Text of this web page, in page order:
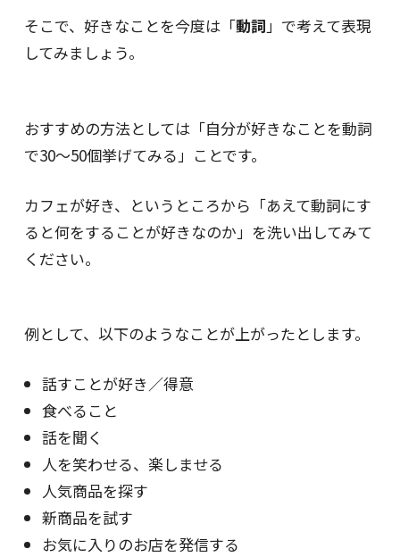
そこで、好きなことを今度は「動詞」で考えて表現
してみましょう。
おすすめの方法としては「自分が好きなことを動詞
で30〜50個挙げてみる」ことです。
カフェが好き、というところから「あえて動詞にす
ると何をすることが好きなのか」を洗い出してみて
ください。
例として、以下のようなことが上がったとします。
話すことが好き／得意
食べること
話を聞く
人を笑わせる、楽しませる
人気商品を探す
新商品を試す
お気に入りのお店を発信する